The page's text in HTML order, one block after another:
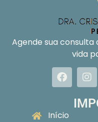
Agende sua
vida
Início